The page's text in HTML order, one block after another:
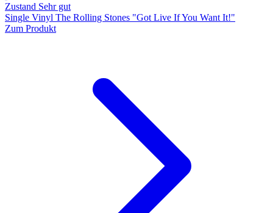
Zustand Sehr gut
Single Vinyl The Rolling Stones "Got Live If You Want It!"
Zum Produkt